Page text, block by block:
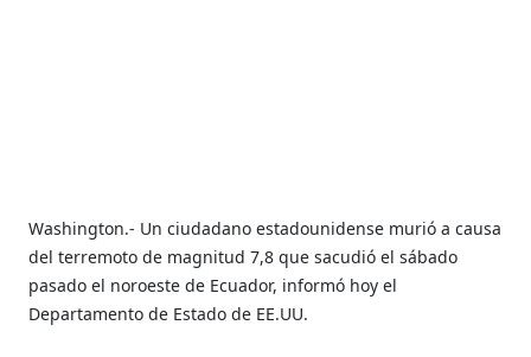
Washington.- Un ciudadano estadounidense murió a causa
del terremoto de magnitud 7,8 que sacudió el sábado
pasado el noroeste de Ecuador, informó hoy el
Departamento de Estado de EE.UU.